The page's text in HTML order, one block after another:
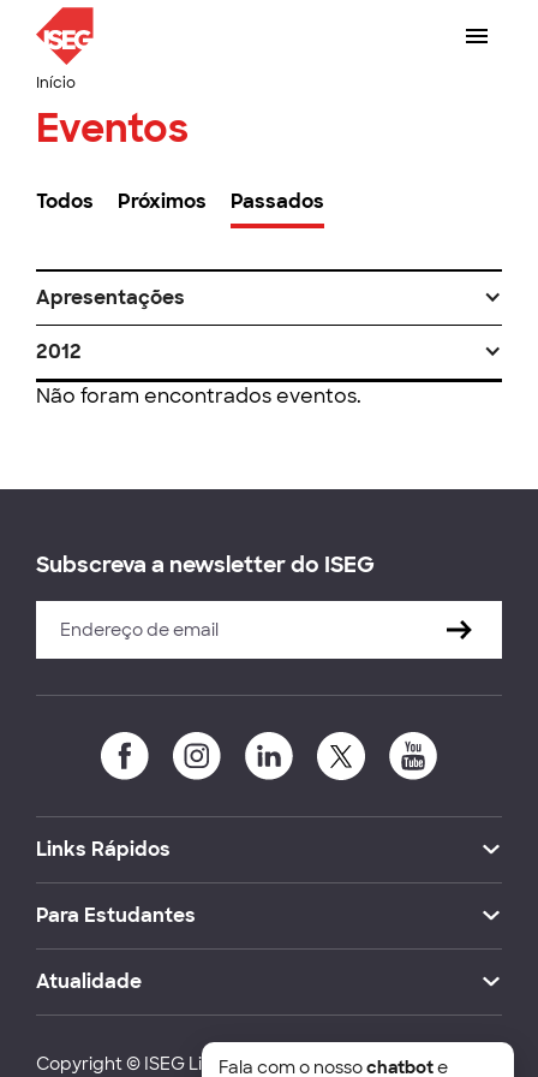
Início
Eventos
Todos Próximos Passados
Apresentações
2012
Não foram encontrados eventos.
Subscreva a newsletter do ISEG
Links Rápidos
Para Estudantes
Atualidade
Copyright © ISEG Lisbon School of Economics and
Fala com o nossochatbote